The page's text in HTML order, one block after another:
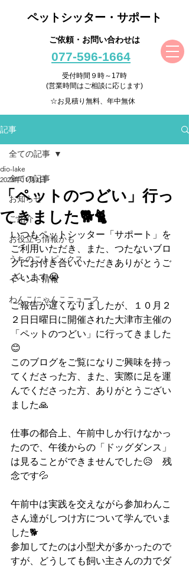
ペットシッター・サポート
ご依頼・お問い合わせは
077-596-1664
受付時間９時～17時
(営業時間はご相談に応じます)
☆お見積り無料、年中無休
記事
全ての記事
お知らせ
ご紹介
お役立ち情報かも
うちのこトピックス
イベント情報
わんこにゃんこニュース
全ての記事
「ペットのつどい」行っ
てきました🐕🐈
dio-lake
2023年11月1日
いつもペットシッター「サポート」を
ご利用いただき、また、つたないブロ
グにお付き合いいただきありがとうご
ざいます😭
ご報告が遅くなりましたが、１０月２
２日日曜日に開催された大津市主催の
「ペットのつどい」に行ってきました
😊
このブログをご覧になりご興味を持っ
てくださった方、また、実際に足を運
んでくださった方、ありがとうござい
ました🙏
仕事の都合上、午前中しか行けなかっ
たので、午後からの「ドッグダンス」
は見ることができませんでした😥　残
念です💦
午前中は実践を交えながら参加わんこ
さん達がしつけ方について学んでいま
した🐕
参加してたのは小型犬が多かったので
すが、どうしても飼い主さんの力でダ